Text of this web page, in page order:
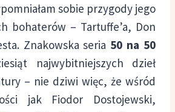
sobie przygody jego
bohaterów – Tartuffe’a, Don
Znakowska seria 50 na 50
najwybitniejszych dzieł
– nie dziwi więc, że wśród
jak Fiodor Dostojewski,